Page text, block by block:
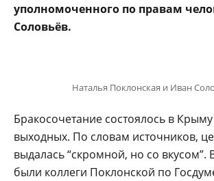
уполномоченного по правам
Соловьёв.
Наталья Поклонская и Иван
Бракосочетание состоялось в
выходных. По словам источников,
выдалась “скромной, но со вкусом”.
были коллеги Поклонской по